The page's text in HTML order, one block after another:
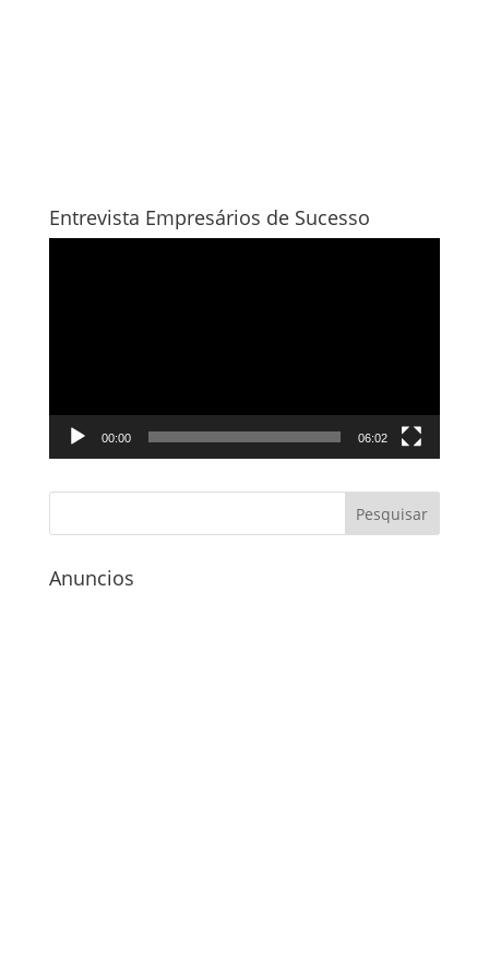
Entrevista Empresários de Sucesso
00:00 06:02
Anuncios